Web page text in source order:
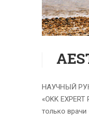
НАУЧНЫЙ
«OKK
только